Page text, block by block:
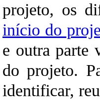
projeto, os
início do
e outra parte
do projeto.
identificar,